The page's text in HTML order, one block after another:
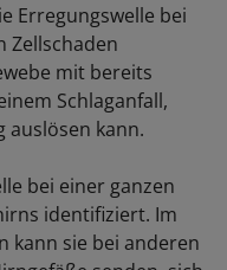
Erregungswelle bei
Zellschaden
mit bereits
Schlaganfall,
auslösen kann.
bei einer ganzen
identifiziert. Im
kann sie bei anderen